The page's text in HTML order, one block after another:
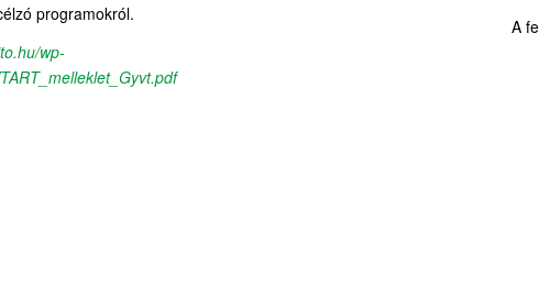
programokról.
wp-
A